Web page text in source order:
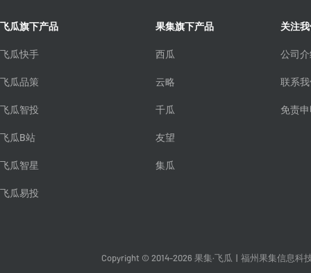
飞瓜旗下产品
飞瓜快手
飞瓜品策
飞瓜智投
飞瓜B站
飞瓜智星
飞瓜易投
果集旗下产品
西瓜
云略
千瓜
友望
集瓜
关注
公司
联系
免责
Copyright © 2014-2026 果集·飞瓜 福州果集信息科